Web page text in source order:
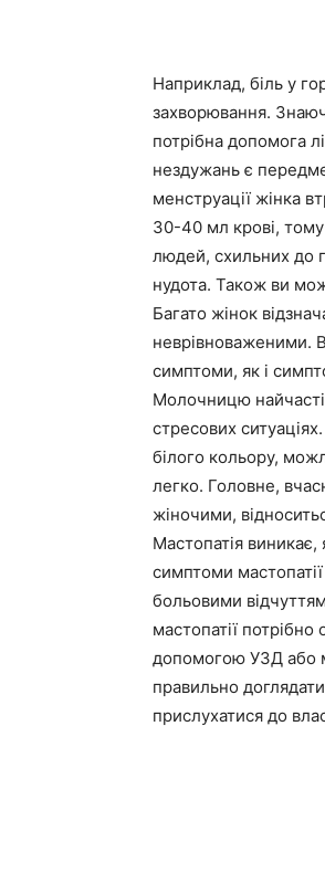
Наприклад, біль у
захворювання.
потрібна допомога
нездужань є
менструації жінка
30-40 мл крові, тому
людей, схильних до
нудота. Також ви
Багато жінок
неврівноваженими.
симптоми, як і
Молочницю
стресових
білого кольору,
легко. Головне,
жіночими,
Мастопатія
симптоми
больовими
мастопатії
допомогою УЗД або
правильно
прислухатися до